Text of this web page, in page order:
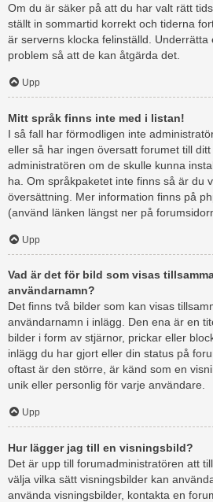
Om du är säker på att du har valt rätt
ställt in sommartid korrekt och tiderna
är serverns klocka felinställd.
problem så att de kan åtgärda det.
Upp
Mitt språk finns inte med i listan!
I så fall har förmodligen inte
eller så har ingen översatt forumet till
administratören om de skulle kunna
ha. Om språkpaketet inte finns så är du
översättning. Mer information finns på
(använd länken längst ner på
Upp
Vad är det för bild som visas
användarnamn?
Det finns två bilder som kan visas
användarnamn i inlägg. Den ena är en
bilder i form av stjärnor, prickar eller
inlägg du har gjort eller din status på
oftast är den större, är känd som en
unik eller personlig för varje användare.
Upp
Hur lägger jag till en visningsbild?
Det är upp till forumadministratören att
välja vilka sätt visningsbilder kan
använda visningsbilder, kontakta en